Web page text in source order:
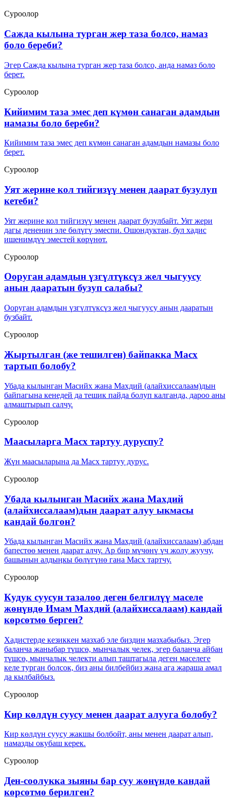
Суроолор
Сажда кылына турган жер таза болсо, намаз
боло береби?
Эгер Сажда кылына турган жер таза болсо, анда намаз боло
берет.
Суроолор
Кийимим таза эмес деп күмөн санаган адамдын
намазы боло береби?
Кийимим таза эмес деп күмөн санаган адамдын намазы боло
берет.
Суроолор
Уят жерине кол тийгизүү менен даарат бузулуп
кетеби?
Уят жерине кол тийгизүү менен даарат бузулбайт. Уят жери
дагы дененин эле бөлүгү эмеспи. Ошондуктан, бул хадис
ишенимдүү эместей көрүнөт.
Суроолор
Ооруган адамдын үзгүлтүксүз жел чыгуусу
анын дааратын бузуп салабы?
Ооруган адамдын үзгүлтүксүз жел чыгуусу анын дааратын
бузбайт.
Суроолор
Жыртылган (же тешилген) байпакка Масх
тартып болобу?
Убада кылынган Масийх жана Махдий (алайхиссалаам)дын
байпагына кенедей да тешик пайда болуп калганда, дароо аны
алмаштырып салчу.
Суроолор
Маасыларга Масх тартуу дуруспу?
Жүн маасыларына да Масх тартуу дурус.
Суроолор
Убада кылынган Масийх жана Махдий
(алайхиссалаам)дын даарат алуу ыкмасы
кандай болгон?
Убада кылынган Масийх жана Махдий (алайхиссалаам) абдан
бапестөө менен даарат алчу. Ар бир мүчөнү үч жолу жуучу,
башынын алдыӊкы бөлүгүнө гана Масх тартчу.
Суроолор
Кудук суусун тазалоо деген белгилүү маселе
жөнүндө Имам Махдий (алайхиссалаам) кандай
көрсөтмө берген?
Хадистерде кезиккен мазхаб эле биздин мазхабыбыз. Эгер
баланча жаныбар түшсө, мынчалык челек, эгер баланча айбан
түшсө, мынчалык челекти алып таштагыла деген маселеге
келе турган болсок, биз аны билбейбиз жана ага жараша амал
да кылбайбыз.
Суроолор
Кир көлдүн суусу менен даарат алууга болобу?
Кир көлдүн суусу жакшы болбойт, аны менен даарат алып,
намазды окубаш керек.
Суроолор
Ден-соолукка зыяны бар суу жөнүндө кандай
көрсөтмө берилген?